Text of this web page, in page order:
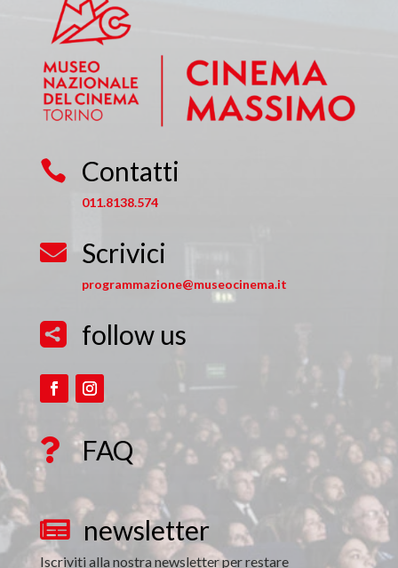
 Contatti
011.8138.574
 Scrivici
programmazione@museocinema.it
 follow us
 FAQ
 newsletter
Iscriviti alla nostra newsletter per restare